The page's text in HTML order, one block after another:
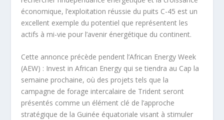
économique, l’exploitation réussie du puits C-45 est un
excellent exemple du potentiel que représentent les
actifs à mi-vie pour l’avenir énergétique du continent.
Cette annonce précède pendent l’African Energy Week
(AEW) : Invest in African Energy qui se tiendra au Cap la
semaine prochaine, où des projets tels que la
campagne de forage intercalaire de Trident seront
présentés comme un élément clé de l’approche
stratégique de la Guinée équatoriale visant à stimuler